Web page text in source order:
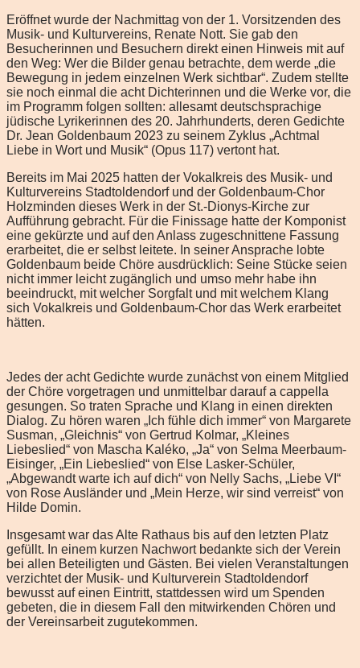
Eröffnet wurde der Nachmittag von der 1. Vorsitzenden des
Musik- und Kulturvereins, Renate Nott. Sie gab den
Besucherinnen und Besuchern direkt einen Hinweis mit auf
den Weg: Wer die Bilder genau betrachte, dem werde „die
Bewegung in jedem einzelnen Werk sichtbar“. Zudem stellte
sie noch einmal die acht Dichterinnen und die Werke vor, die
im Programm folgen sollten: allesamt deutschsprachige
jüdische Lyrikerinnen des 20. Jahrhunderts, deren Gedichte
Dr. Jean Goldenbaum 2023 zu seinem Zyklus „Achtmal
Liebe in Wort und Musik“ (Opus 117) vertont hat.
Bereits im Mai 2025 hatten der Vokalkreis des Musik- und
Kulturvereins Stadtoldendorf und der Goldenbaum-Chor
Holzminden dieses Werk in der St.-Dionys-Kirche zur
Aufführung gebracht. Für die Finissage hatte der Komponist
eine gekürzte und auf den Anlass zugeschnittene Fassung
erarbeitet, die er selbst leitete. In seiner Ansprache lobte
Goldenbaum beide Chöre ausdrücklich: Seine Stücke seien
nicht immer leicht zugänglich und umso mehr habe ihn
beeindruckt, mit welcher Sorgfalt und mit welchem Klang
sich Vokalkreis und Goldenbaum-Chor das Werk erarbeitet
hätten.
Jedes der acht Gedichte wurde zunächst von einem Mitglied
der Chöre vorgetragen und unmittelbar darauf a cappella
gesungen. So traten Sprache und Klang in einen direkten
Dialog. Zu hören waren „Ich fühle dich immer“ von Margarete
Susman, „Gleichnis“ von Gertrud Kolmar, „Kleines
Liebeslied“ von Mascha Kaléko, „Ja“ von Selma Meerbaum-
Eisinger, „Ein Liebeslied“ von Else Lasker-Schüler,
„Abgewandt warte ich auf dich“ von Nelly Sachs, „Liebe VI“
von Rose Ausländer und „Mein Herze, wir sind verreist“ von
Hilde Domin.
Insgesamt war das Alte Rathaus bis auf den letzten Platz
gefüllt. In einem kurzen Nachwort bedankte sich der Verein
bei allen Beteiligten und Gästen. Bei vielen Veranstaltungen
verzichtet der Musik- und Kulturverein Stadtoldendorf
bewusst auf einen Eintritt, stattdessen wird um Spenden
gebeten, die in diesem Fall den mitwirkenden Chören und
der Vereinsarbeit zugutekommen.